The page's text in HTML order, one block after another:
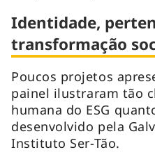
Identidade,
transformação
Poucos projetos
painel ilustraram tão
humana do ESG
desenvolvido pela
Instituto Ser-Tão.